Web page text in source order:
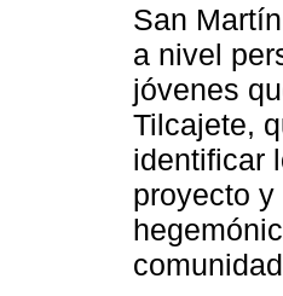
San
a nivel
jóvenes
Tilcajete,
identificar
proyecto